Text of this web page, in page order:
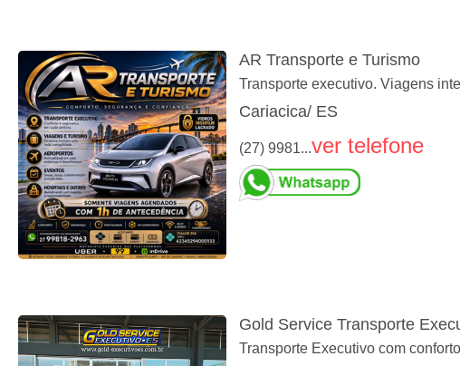
AR Transporte e Turismo
Transporte executivo. Viagens
Cariacica/ ES
(27) 9981...ver telefone
Gold Service Transporte
Transporte Executivo com